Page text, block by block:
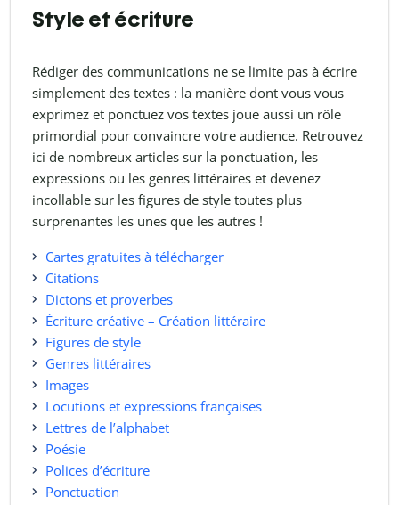
Style et écriture
Rédiger des communications ne se limite pas à écrire
simplement des textes : la manière dont vous vous
exprimez et ponctuez vos textes joue aussi un rôle
primordial pour convaincre votre audience. Retrouvez
ici de nombreux articles sur la ponctuation, les
expressions ou les genres littéraires et devenez
incollable sur les figures de style toutes plus
surprenantes les unes que les autres !
Cartes gratuites à télécharger
Citations
Dictons et proverbes
Écriture créative – Création littéraire
Figures de style
Genres littéraires
Images
Locutions et expressions françaises
Lettres de l’alphabet
Poésie
Polices d’écriture
Ponctuation